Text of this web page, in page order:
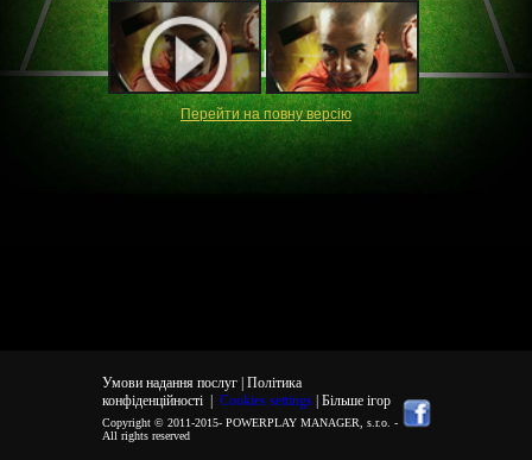
Перейти на повну версiю
Умови надання послуг | Політика
конфіденційності| Cookies settings | Більше ігор
Copyright © 2011-2015- POWERPLAY MANAGER, s.r.o. -
All rights reserved